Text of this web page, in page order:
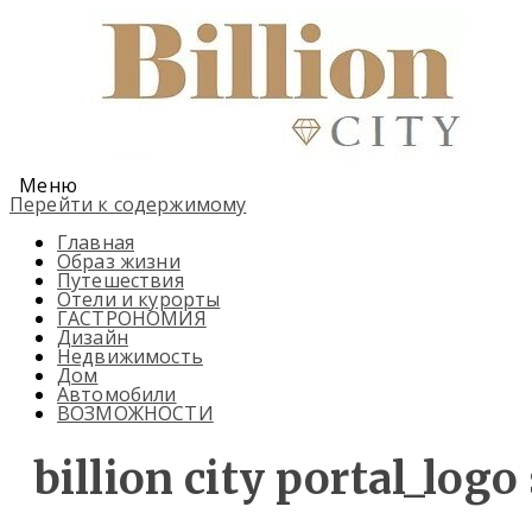
Меню
Перейти к содержимому
Главная
Образ жизни
Путешествия
Отели и курорты
ГАСТРОНОМИЯ
Дизайн
Недвижимость
Дом
Автомобили
ВОЗМОЖНОСТИ
billion city portal_logo